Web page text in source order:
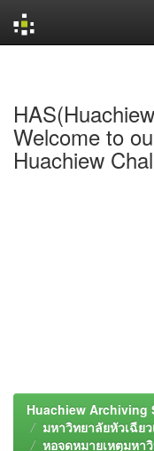
Welcome to
Huachiew
Huachiew Archiving
มหาวิทยาลัยหัวเฉีย
หอจดหมายเหตุมหา